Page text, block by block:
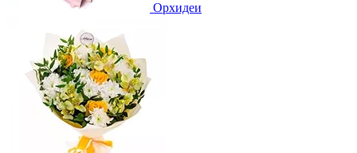
Орхидеи